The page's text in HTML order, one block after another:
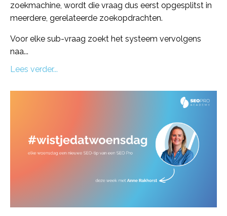
zoekmachine, wordt die vraag dus eerst opgesplitst in
meerdere, gerelateerde zoekopdrachten.
Voor elke sub-vraag zoekt het systeem vervolgens
naa...
Lees verder...